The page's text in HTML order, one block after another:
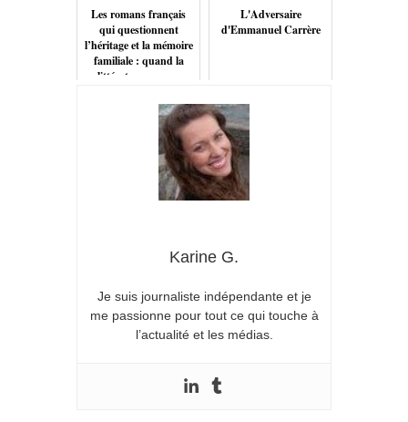
Les romans français
qui questionnent
l’héritage et la mémoire
familiale : quand la
littérature nous ...
L'Adversaire
d'Emmanuel Carrère
Karine G.
Je suis journaliste indépendante et je
me passionne pour tout ce qui touche à
l’actualité et les médias.